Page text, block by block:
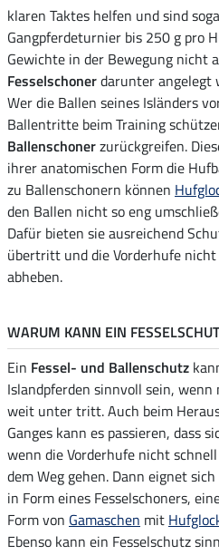
klaren Taktes helfen und sind
Gangpferdeturnier bis 250 g pro
Gewichte in der Bewegung nicht
Fesselschonerdarunter angelegt
Wer die Ballen seines Isländers
Ballentritte beim Training
Ballenschonerzurückgreifen.
ihrer anatomischen Form die
zu Ballenschonern können
den Ballen nicht so eng
Dafür bieten sie ausreichend
übertritt und die Vorderhufe
abheben.
WARUM KANN EIN
Ein Fessel- und Ballenschutz
Islandpferden sinnvoll sein,
weit unter tritt. Auch beim
Ganges kann es passieren, dass
wenn die Vorderhufe nicht
dem Weg gehen. Dann eignet
in Form eines Fesselschoners,
Form von Gamaschen mit
Ebenso kann ein Fesselschutz